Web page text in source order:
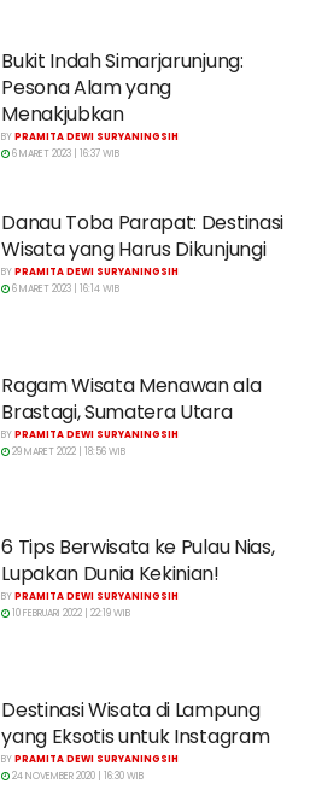
Bukit Indah Simarjarunjung:
Pesona Alam yang
Menakjubkan
BYPRAMITA DEWI SURYANINGSIH
6 MARET 2023 | 16:37 WIB
Danau Toba Parapat: Destinasi
Wisata yang Harus Dikunjungi
BYPRAMITA DEWI SURYANINGSIH
6 MARET 2023 | 16:14 WIB
Ragam Wisata Menawan ala
Brastagi, Sumatera Utara
BYPRAMITA DEWI SURYANINGSIH
29 MARET 2022 | 18:56 WIB
6 Tips Berwisata ke Pulau Nias,
Lupakan Dunia Kekinian!
BYPRAMITA DEWI SURYANINGSIH
10 FEBRUARI 2022 | 22:19 WIB
Destinasi Wisata di Lampung
yang Eksotis untuk Instagram
BYPRAMITA DEWI SURYANINGSIH
24 NOVEMBER 2020 | 16:30 WIB